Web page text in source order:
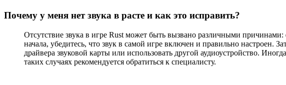
Почему у меня нет звука в расте и как это исправить?
Отсутствие звука в игре Rust может быть вызвано различными
начала, убедитесь, что звук в самой игре включен и правильно настроен.
драйвера звуковой карты или использовать другой аудиоустройство.
таких случаях рекомендуется обратиться к специалисту.